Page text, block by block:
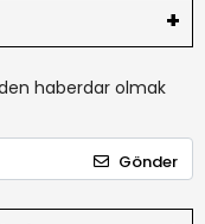
haberdar olmak
Gönder